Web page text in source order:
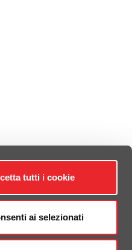
tutti i cookie
ai selezionati